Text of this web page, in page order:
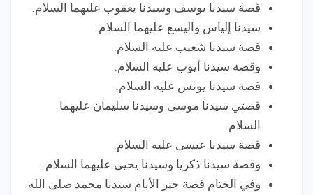
قصة سيدنا يوسف وسيدنا يعقوب عليهما السلام.
سيدنا إلياس واليسع عليهما السلام.
قصة سيدنا شعيب عليه السلام.
وقصة سيدنا أيوب عليه السلام.
قصة سيدنا يونس عليه السلام.
قصتي سيدنا موسى وسيدنا سليمان عليهما
السلام.
قصة سيدنا عيسى عليه السلام.
وقصة سيدنا ذكريا وسيدنا يحيى عليهما السلام.
وفي الختام قصة خير الأنام سيدنا محمد صلى الله